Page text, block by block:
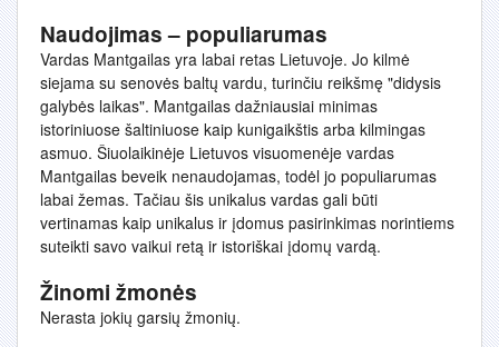
Naudojimas – populiarumas
Vardas Mantgailas yra labai retas Lietuvoje. Jo kilmė
siejama su senovės baltų vardu, turinčiu reikšmę "didysis
galybės laikas". Mantgailas dažniausiai minimas
istoriniuose šaltiniuose kaip kunigaikštis arba kilmingas
asmuo. Šiuolaikinėje Lietuvos visuomenėje vardas
Mantgailas beveik nenaudojamas, todėl jo populiarumas
labai žemas. Tačiau šis unikalus vardas gali būti
vertinamas kaip unikalus ir įdomus pasirinkimas norintiems
suteikti savo vaikui retą ir istoriškai įdomų vardą.
Žinomi žmonės
Nerasta jokių garsių žmonių.